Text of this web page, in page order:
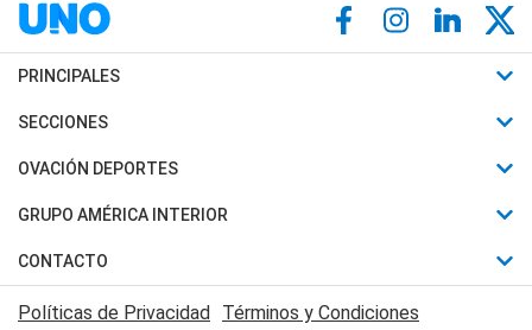
PRINCIPALES
Últimas Noticias
Política
Judiciales
Economia
SECCIONES
Horóscopo
Motores
Trucos caseros
Series y Películas
OVACIÓN DEPORTES
Fútbol
Mundial
Automovilismo
GRUPO AMÉRICA INTERIOR
Canal 7 en Vivo
CONTACTO
Acerca de Nosotros
Políticas de Privacidad Términos y Condiciones